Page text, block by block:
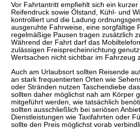
Vor Fahrtantritt empfiehlt sich ein
Reifendruck sowie Ölstand, Kühl- und
kontrolliert und die Ladung
ausgeruhte Fahrweise, eine sorgfältige
regelmäßige Pausen tragen zusätzlich
Während der Fahrt darf das
zulässigen Freisprecheinrichtung
Wertsachen nicht sichtbar im Fahrzeug
Auch am Urlaubsort sollten Reisende
an stark frequentierten Orten wie
oder Stränden nutzen Taschendiebe
sollten daher möglichst nah am Körper
mitgeführt werden, wie tatsächlich
sollten ausschließlich bei seriösen
Dienstleistungen wie Taxifahrten oder
sollte den Preis möglichst vorab